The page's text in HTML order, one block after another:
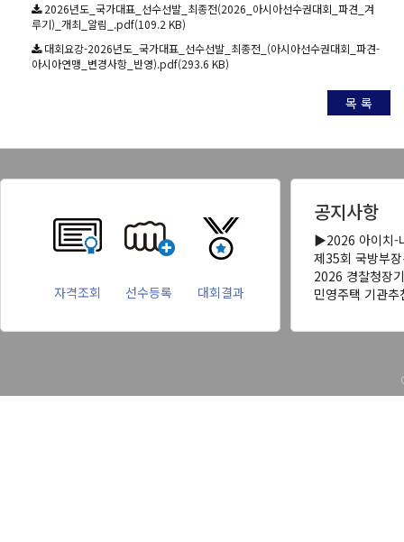
2026년도_국가대표_선수선발_최종전(2026_아시아선수권대회_파견_겨
루기)_개최_알림_.pdf(109.2 KB)
대회요강-2026년도_국가대표_선수선발_최종전_(아시아선수권대회_파견-
아시아연맹_변경사항_반영).pdf(293.6 KB)
목 록
자격조회 선수등록 대회결과
공지사항
▶2026 아이치-
제35회 국방부
2026 경찰청장
민영주택 기관